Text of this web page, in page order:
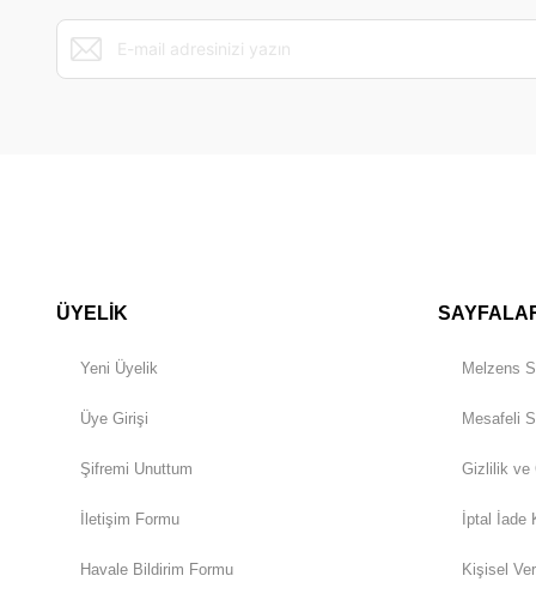
Bu ürüne benzer farklı alternatifler olmalı.
ÜYELİK
Yeni Üyelik
Üye Girişi
Şifremi Unuttum
İletişim Formu
Havale Bildirim Formu
Melzens
Mesafeli
Gizlilik ve
İptal İade
Kişisel